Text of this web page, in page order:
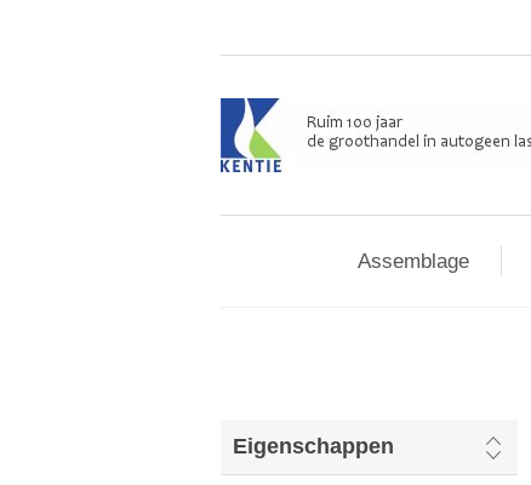
Assemblage
Eigenschappen